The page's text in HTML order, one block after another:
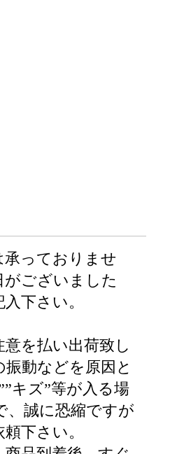
っておりませ
がございました
下さい。
を払い出荷致し
動などを原因と
キズ”等が入る場
、誠に恐縮ですが
下さい。